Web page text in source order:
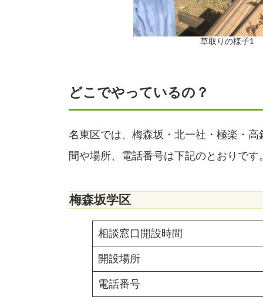
草取りの様子1
どこでやっているの？
名東区では、梅森坂・北一社・極楽・
間や場所、電話番号は下記のとおりです
梅森坂学区
相談窓口開設時間
開設場所
電話番号